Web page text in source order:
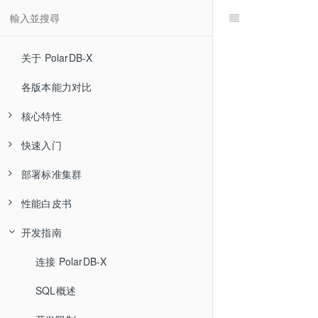
关于 PolarDB-X
各版本能力对比
核心特性
高可用和容灾
分布式事务
水平扩展
MySQL 生态兼容
全局二级索引
混合负载 HTAP
快速入门
快速体验
通过 PXD 部署集群
通过 K8S 部署
源码编译安装
部署标准集群
部署流程
软硬件配置建议
系统与环境配置
软件包下载
性能白皮书
集中式
Sysbench 测试报告
TPC-C 测试报告
分布式
Sysbench 测试报告
开发指南
连接 PolarDB-X
SQL概述